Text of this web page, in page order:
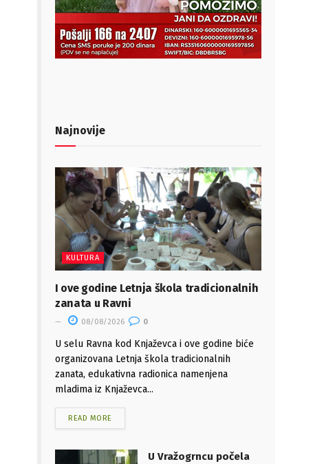
Najnovije
KULTURA
I ove godine Letnja škola tradicionalnih
zanata u Ravni
08/08/2026 0
U selu Ravna kod Knjaževca i ove godine biće
organizovana Letnja škola tradicionalnih
zanata, edukativna radionica namenjena
mladima iz Knjaževca...
READ MORE
U Vražogrncu počela